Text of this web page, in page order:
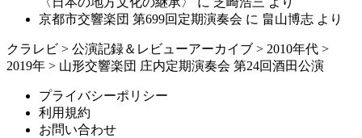
京都市交響楽団 第699回定期演奏会 に 畠山博志 より
クラレビ > 公演記録＆レビューアーカイブ > 2010年代 >
2019年 > 山形交響楽団 庄内定期演奏会 第24回酒田公演
プライバシーポリシー
利用規約
お問い合わせ